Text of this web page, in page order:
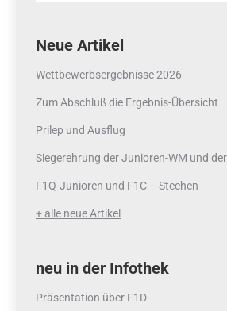
Neue Artikel
Wettbewerbsergebnisse 2026
Zum Abschluß die Ergebnis-Übersicht
Prilep und Ausflug
Siegerehrung der Junioren-WM und
F1Q-Junioren und F1C – Stechen
+ alle neue Artikel
neu in der Infothek
Präsentation über F1D